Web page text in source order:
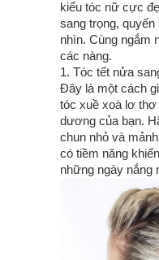
kiểu tóc nữ cực
sang trọng,
nhìn. Cùng ngắm
các nàng.
1. Tóc tết nửa
Đây là một cách
tóc xuề xoà lơ
dương của bạn.
chun nhỏ và
có tiềm năng
những ngày nắng